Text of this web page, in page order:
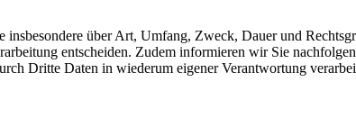
über Art, Umfang, Zweck, Dauer und
entscheiden. Zudem informieren wir Sie
Dritte Daten in wiederum eigener Verantwortung